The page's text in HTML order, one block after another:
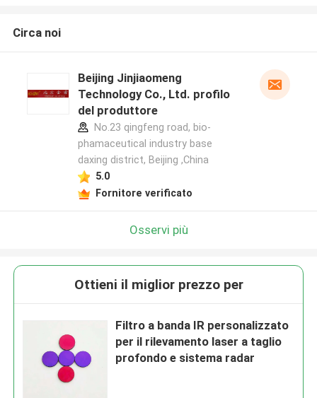
Circa noi
Beijing Jinjiaomeng
Technology Co., Ltd. profilo
del produttore
No.23 qingfeng road, bio-
phamaceutical industry base
daxing district, Beijing ,China
5.0
Fornitore verificato
Osservi più
Ottieni il miglior prezzo per
Filtro a banda IR personalizzato
per il rilevamento laser a taglio
profondo e sistema radar